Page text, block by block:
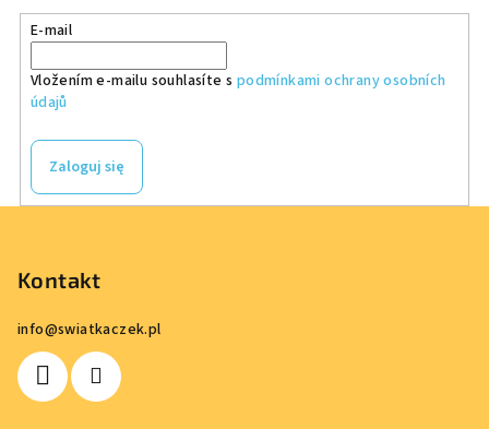
E-mail
Vložením e-mailu souhlasíte s podmínkami ochrany osobních
údajů
Zaloguj się
Kontakt
info@swiatkaczek.pl